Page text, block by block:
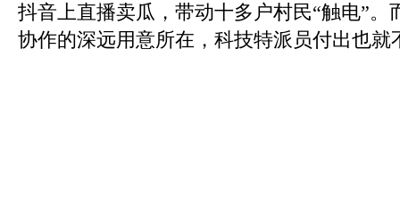
抖音上直播卖瓜，带动十多户村民“触电”。
协作的深远用意所在，科技特派员付出也就